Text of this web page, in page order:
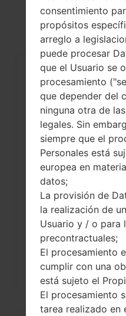
akaLG
Cómo hacer
LG G3, G4, G5 ,
consentimiento
propósitos
arreglo a
puede procesar
que el Usuario se
procesamiento
que depender del
ninguna otra de
legales. Sin
siempre que el
Personales está
europea en
datos;
La provisión de
la realización de
Usuario y / o para
precontractuales;
El procesamiento
cumplir con una
está sujeto el
El procesamiento
tarea realizado en